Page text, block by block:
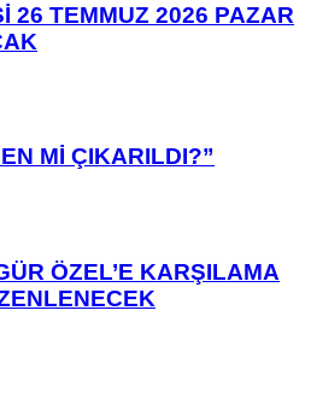
26 TEMMUZ 2026 PAZAR
Mİ ÇIKARILDI?”
ÖZEL’E KARŞILAMA